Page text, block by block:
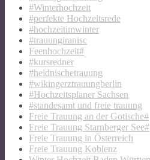
#Winterhochzeit
#perfekte Hochzeitsrede
#hochzeitimwinter
#trauungiranisc
Feenhochzeit#
#kursredner
#heidnischetrauung
#wikingerztrauungberlin
#Hochzeitsplaner Sachsen
#standesamt und freie trauung
Freie Trauung an der Gotische#
Freie Trauung Starnberger See#
Freie Trauung in Österreich
Freie Trauung Koblenz